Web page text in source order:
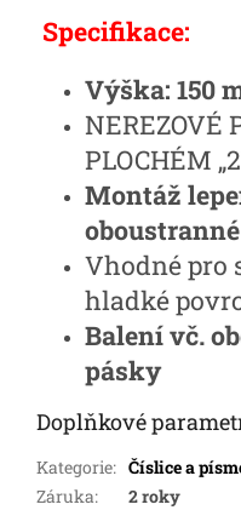
Specifikace:
Výška: 150
NEREZOVÉ
PLOCHÉM
Montáž
Vhodné pro
hladké
Balení vč.
pásky
Doplňkové
Kategorie: Číslice a
Záruka:
2 roky